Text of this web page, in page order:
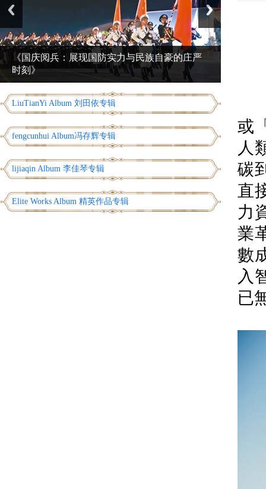
《国庆阅兵：展现国防实力与民族自豪的庄严
时刻》
LiuTianYi Album 刘田依专辑
fengcunhui Album冯存辉专辑
lijiaqin Album 李佳琴专辑
Elite Works Album 精英作品专辑
或
人
碳
直
力
業
數
入
已